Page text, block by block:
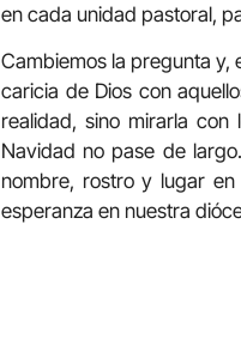
en cada unidad pastoral,
Cambiemos la pregunta y,
caricia de Dios con
realidad, sino mirarla
Navidad no pase de
nombre, rostro y lugar
esperanza en nuestra